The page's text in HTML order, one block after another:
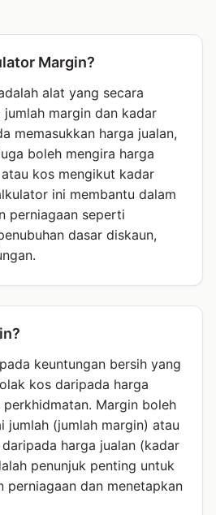
Margin?
alat yang secara
margin dan kadar
memasukkan harga jualan,
boleh mengira harga
kos mengikut kadar
ini membantu dalam
perniagaan seperti
dasar diskaun,
keuntungan bersih yang
kos daripada harga
Margin boleh
jumlah (jumlah margin) atau
harga jualan (kadar
penunjuk penting untuk
perniagaan dan menetapkan